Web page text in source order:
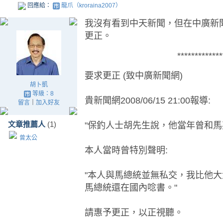
回應給： 龍爪（kroraina2007）
胡卜凱
等級：8
留言｜ 加入好友
文章推薦人 (1)
曾太公
我沒有看到中天新聞，但在中廣
更正。
要求更正 (致中廣新聞網)
貴新聞網2008/06/15 21:00報導:
"保釣人士胡先生說，他當年曾和
本人當時曾特別聲明:
"本人與馬總統並無私交，我比他
馬總統還在國內唸書。"
請惠予更正，以正視聽。